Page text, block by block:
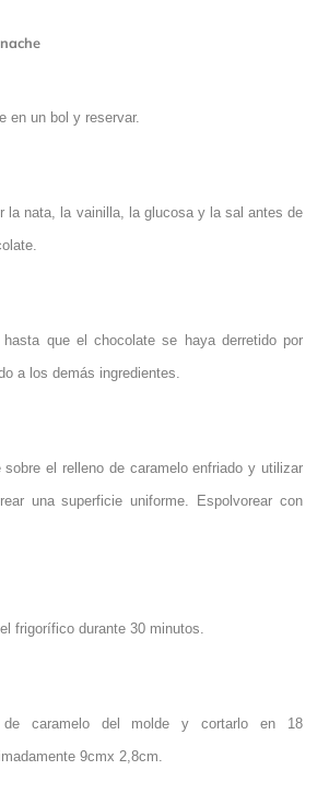
en un bol y reservar.
la nata, la vainilla, la glucosa y la sal antes de
hasta que el chocolate se haya derretido por
a los demás ingredientes.
el relleno de caramelo enfriado y utilizar
una superficie uniforme. Espolvorear con
frigorífico durante 30 minutos.
caramelo del molde y cortarlo en 18
9cmx 2 8cm.